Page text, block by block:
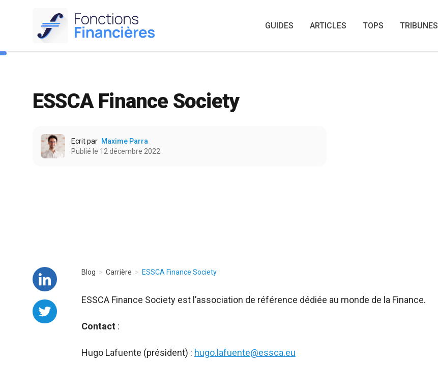
GUIDES ARTICLES TOPS TRIBUNES
ESSCA Finance Society
Ecrit par Maxime Parra
Publié le 12 décembre 2022
Blog Carrière ESSCA Finance Society
ESSCA Finance Society est l’association de référence dédiée au monde de la Finance.
Contact:
Hugo Lafuente (président) : hugo.lafuente@essca.eu